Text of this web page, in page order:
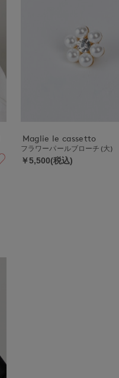
Maglie le cassetto
フラワーパールブローチ(大)
￥5,500(税込)